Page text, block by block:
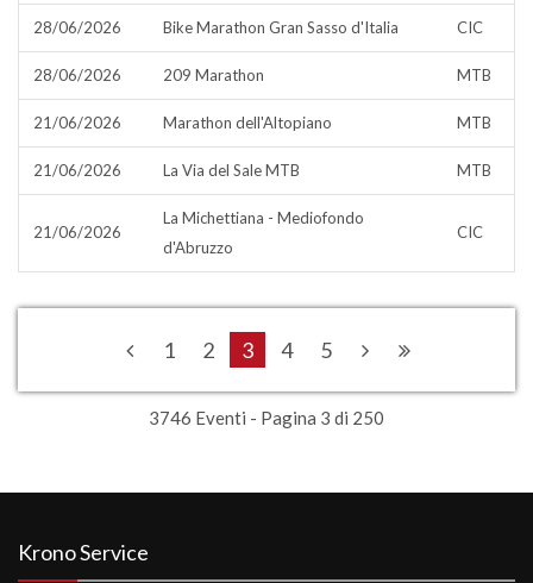
28/06/2026 Bike Marathon Gran Sasso d'Italia CIC
28/06/2026 209 Marathon MTB
21/06/2026 Marathon dell'Altopiano MTB
21/06/2026 La Via del Sale MTB MTB
21/06/2026
La Michettiana - Mediofondo
d'Abruzzo
CIC
1 2 3 4 5
3746 Eventi - Pagina 3 di 250
Krono Service